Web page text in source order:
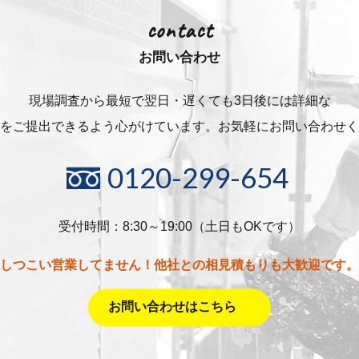
contact
お問い合わせ
現場調査から最短で翌日・遅くても3日後には詳細な
ご提出できるよう心がけています。お気軽にお問い合わせ
0120-299-654
受付時間：8:30～19:00（土日もOKです）
しつこい営業してません！他社との相見積もりも大歓迎です。
お問い合わせはこちら